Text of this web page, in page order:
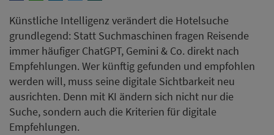
Künstliche Intelligenz verändert die Hotelsuche
grundlegend: Statt Suchmaschinen fragen Reisende
immer häufiger ChatGPT, Gemini & Co. direkt nach
Empfehlungen. Wer künftig gefunden und empfohlen
werden will, muss seine digitale Sichtbarkeit neu
ausrichten. Denn mit KI ändern sich nicht nur die
Suche, sondern auch die Kriterien für digitale
Empfehlungen.